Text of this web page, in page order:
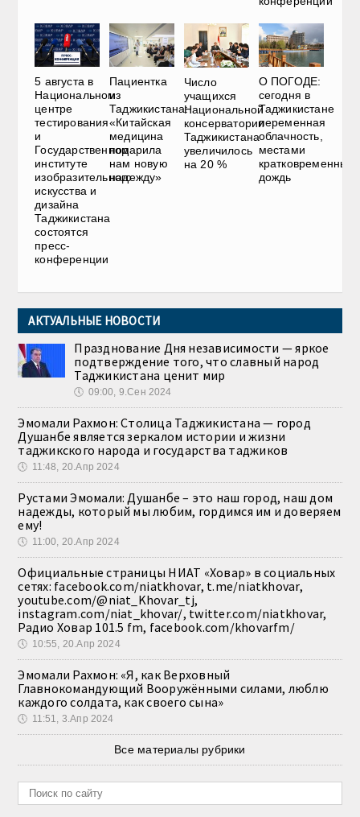
5 августа в
Национальном
центре
тестирования
и
Государственном
институте
изобразительного
искусства и
дизайна
Таджикистана
состоятся
пресс-
конференции
Пациентка
из
Таджикистана:
«Китайская
медицина
подарила
нам новую
надежду»
Число
учащихся
Национальной
консерватории
Таджикистана
увеличилось
на 20 %
О ПОГОДЕ:
сегодня в
Таджикистане
переменная
облачность,
местами
кратковременный
дождь
АКТУАЛЬНЫЕ НОВОСТИ
Празднование Дня независимости — яркое
подтверждение того, что славный народ
Таджикистана ценит мир
🕔 09:00, 9.Сен 2024
Эмомали Рахмон: Столица Таджикистана — город
Душанбе является зеркалом истории и жизни
таджикского народа и государства таджиков
🕔 11:48, 20.Апр 2024
Рустами Эмомали: Душанбе – это наш город, наш дом
надежды, который мы любим, гордимся им и доверяем
ему!
🕔 11:00, 20.Апр 2024
Официальные страницы НИАТ «Ховар» в социальных
сетях: facebook.com/niatkhovar, t.me/niatkhovar,
youtube.com/@niat_Khovar_tj,
instagram.com/niat_khovar/, twitter.com/niatkhovar,
Радио Ховар 101.5 fm, facebook.com/khovarfm/
🕔 10:55, 20.Апр 2024
Эмомали Рахмон: «Я, как Верховный
Главнокомандующий Вооружёнными силами, люблю
каждого солдата, как своего сына»
🕔 11:51, 3.Апр 2024
Все материалы рубрики